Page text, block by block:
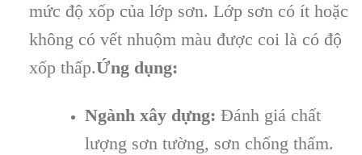
mức độ xốp của lớp sơn. Lớp sơn có ít hoặc
không có vết nhuộm màu được coi là có độ
xốp thấp.Ứng dụng:
Ngành xây dựng: Đánh giá chất
lượng sơn tường, sơn chống thấm.